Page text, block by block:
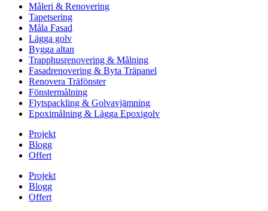
Måleri & Renovering
Tapetsering
Måla Fasad
Lägga golv
Bygga altan
Trapphusrenovering & Målning
Fasadrenovering & Byta Träpanel
Renovera Träfönster
Fönstermålning
Flytspackling & Golvavjämning
Epoximålning & Lägga Epoxigolv
Projekt
Blogg
Offert
Projekt
Blogg
Offert